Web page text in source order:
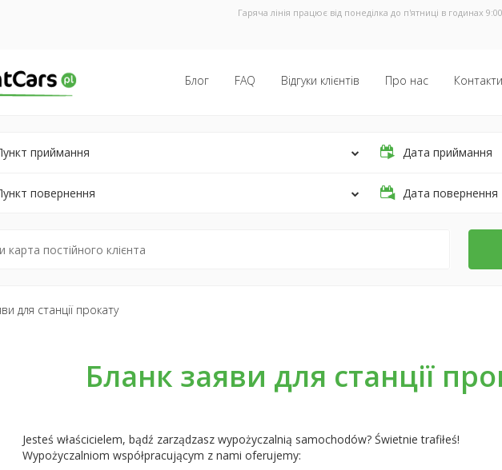
Гаряча лінія працює від понеділка до п'ятниці в годинах
Блог FAQ Відгуки клієнтів Про нас Контакти
приймання Дата приймання
повернення Дата повернення
для станції прокату
Бланк заяви для станції
Jesteś właścicielem, bądź zarządzasz wypożyczalnią samochodów? Świetnie trafiłeś!
Wypożyczalniom współpracującym z nami oferujemy: